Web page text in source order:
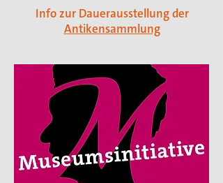
Info zur Dauerausstellung der
Antikensammlung